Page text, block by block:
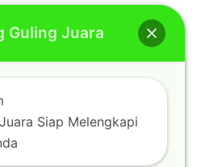
Guling Juara
Siap Melengkapi